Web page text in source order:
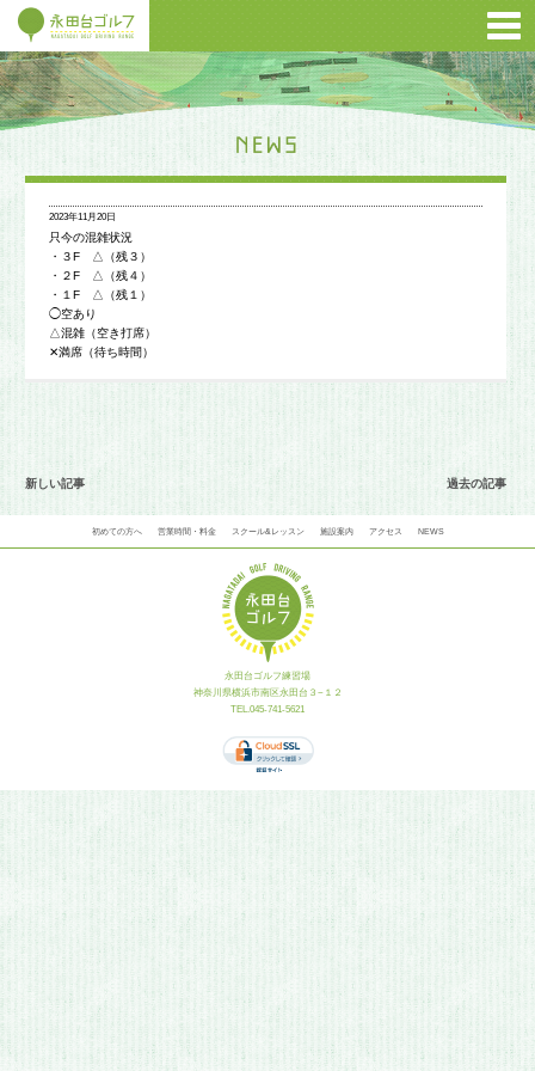
2023年11月20日
只今の混雑状況
・３F △（残３）
・２F △（残４）
・１F △（残１）
◯空あり
△混雑（空き打席）
✕満席（待ち時間）
新しい記事 過去の記事
初めての方へ 営業時間・料金 スクール&レッスン 施設案内 アクセス NEWS
永田台ゴルフ練習場
神奈川県横浜市南区永田台３−１２
TEL.045-741-5621